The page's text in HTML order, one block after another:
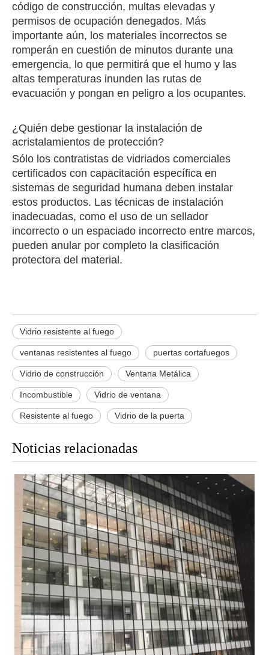
código de construcción, multas elevadas y
permisos de ocupación denegados. Más
importante aún, los materiales incorrectos se
romperán en cuestión de minutos durante una
emergencia, lo que permitirá que el humo y las
altas temperaturas inunden las rutas de
evacuación y pongan en peligro a los ocupantes.
¿Quién debe gestionar la instalación de
acristalamientos de protección?
Sólo los contratistas de vidriados comerciales
certificados con capacitación específica en
sistemas de seguridad humana deben instalar
estos productos. Las técnicas de instalación
inadecuadas, como el uso de un sellador
incorrecto o un espaciado incorrecto entre marcos,
pueden anular por completo la clasificación
protectora del material.
Vidrio resistente al fuego
ventanas resistentes al fuego puertas cortafuegos
Vidrio de construcción Ventana Metálica
Incombustible Vidrio de ventana
Resistente al fuego Vidrio de la puerta
Noticias relacionadas